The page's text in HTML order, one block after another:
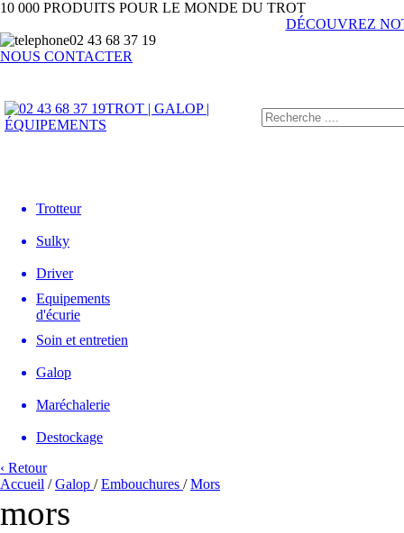
10 000 PRODUITS POUR LE MONDE DU TROT
DÉCOUVREZ
02 43 68 37 19
NOUS CONTACTER
TROT | GALOP |
ÉQUIPEMENTS
Trotteur
Sulky
Driver
Equipements
d'écurie
Soin et entretien
Galop
Maréchalerie
Destockage
‹ Retour
Accueil /Galop /Embouchures /Mors
mors